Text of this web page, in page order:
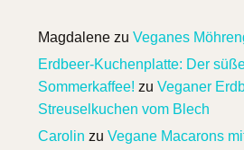
Magdalenezu Veganes
Erdbeer-Kuchenplatte: Der
Sommerkaffee! zu Veganer
Streuselkuchen vom Blech
Carolin zu Vegane Macarons